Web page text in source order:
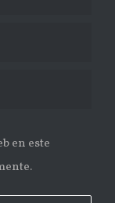
en este